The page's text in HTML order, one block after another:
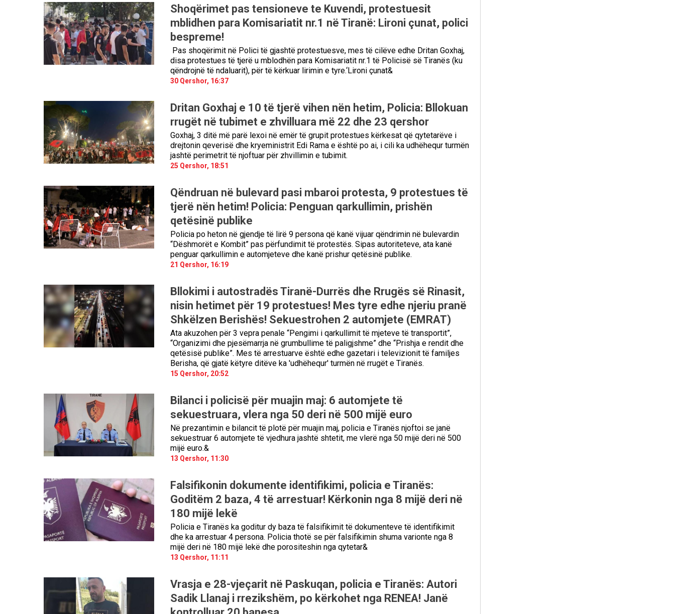
Shoqërimet pas tensioneve te Kuvendi, protestuesit
mblidhen para Komisariatit nr.1 në Tiranë: Lironi çunat, polici
bespreme!
Pas shoqërimit në Polici të gjashtë protestuesve, mes të cilëve edhe Dritan Goxhaj,
disa protestues të tjerë u mblodhën para Komisariatit nr.1 të Policisë së Tiranës (ku
qëndrojnë të ndaluarit), për të kërkuar lirimin e tyre.‘Lironi çunat&
30 Qershor, 16:37
Dritan Goxhaj e 10 të tjerë vihen nën hetim, Policia: Bllokuan
rrugët në tubimet e zhvilluara më 22 dhe 23 qershor
Goxhaj, 3 ditë më parë lexoi në emër të grupit protestues kërkesat që qytetarëve i
drejtonin qeverisë dhe kryeministrit Edi Rama e është po ai, i cili ka udhëhequr turmën
jashtë perimetrit të njoftuar për zhvillimin e tubimit.
25 Qershor, 18:51
Qëndruan në bulevard pasi mbaroi protesta, 9 protestues të
tjerë nën hetim! Policia: Penguan qarkullimin, prishën
qetësinë publike
Policia po heton në gjendje të lirë 9 persona që kanë vijuar qëndrimin në bulevardin
“Dëshmorët e Kombit” pas përfundimit të protestës. Sipas autoriteteve, ata kanë
penguar qarkullimin e automjeteve dhe kanë prishur qetësinë publike.
21 Qershor, 16:19
Bllokimi i autostradës Tiranë-Durrës dhe Rrugës së Rinasit,
nisin hetimet për 19 protestues! Mes tyre edhe njeriu pranë
Shkëlzen Berishës! Sekuestrohen 2 automjete (EMRAT)
Ata akuzohen për 3 vepra penale “Pengimi i qarkullimit të mjeteve të transportit”,
“Organizimi dhe pjesëmarrja në grumbullime të paligjshme” dhe “Prishja e rendit dhe
qetësisë publike”. Mes të arrestuarve është edhe gazetari i televizionit të familjes
Berisha, që gjatë këtyre ditëve ka 'udhëhequr' turmën në rrugët e Tiranës.
15 Qershor, 20:52
Bilanci i policisë për muajin maj: 6 automjete të
sekuestruara, vlera nga 50 deri në 500 mijë euro
Në prezantimin e bilancit të plotë për muajin maj, policia e Tiranës njoftoi se janë
sekuestruar 6 automjete të vjedhura jashtë shtetit, me vlerë nga 50 mijë deri në 500
mijë euro.&
13 Qershor, 11:30
Falsifikonin dokumente identifikimi, policia e Tiranës:
Goditëm 2 baza, 4 të arrestuar! Kërkonin nga 8 mijë deri në
180 mijë lekë
Policia e Tiranës ka goditur dy baza të falsifikimit të dokumenteve të identifikimit
dhe ka arrestuar 4 persona. Policia thotë se për falsifikimin shuma varionte nga 8
mijë deri në 180 mijë lekë dhe porositeshin nga qytetar&
13 Qershor, 11:11
Vrasja e 28-vjeçarit në Paskuqan, policia e Tiranës: Autori
Sadik Llanaj i rrezikshëm, po kërkohet nga RENEA! Janë